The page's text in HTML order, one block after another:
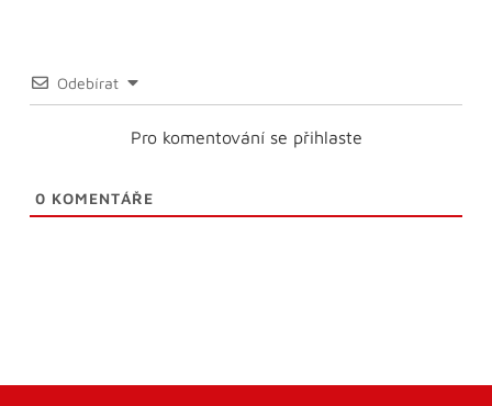
Odebírat
Pro komentování se přihlaste
0 KOMENTÁŘE